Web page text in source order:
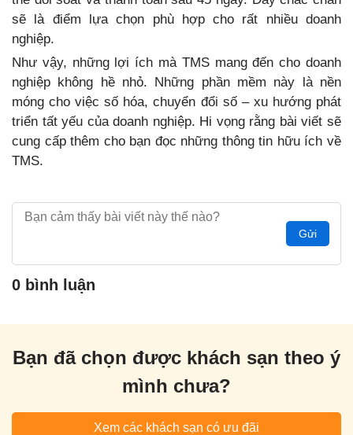
sẽ là điểm lựa chọn phù hợp cho rất nhiều doanh
nghiệp.
Như vậy, những lợi ích mà TMS mang đến cho doanh
nghiệp không hề nhỏ. Những phần mềm này là nền
móng cho việc số hóa, chuyển đổi số – xu hướng phát
triển tất yếu của doanh nghiệp. Hi vọng rằng bài viết sẽ
cung cấp thêm cho bạn đọc những thông tin hữu ích về
TMS.
Gửi
0 bình luận
Bạn đã chọn được khách sạn theo ý
mình chưa?
Xem các khách sạn có ưu đãi